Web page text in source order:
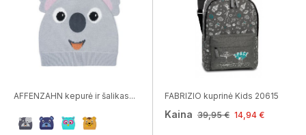
AFFENZAHN kepurė ir šalikas... FABRIZIO kuprinė Kids 20615
Kaina 39,95 € 14,94 €